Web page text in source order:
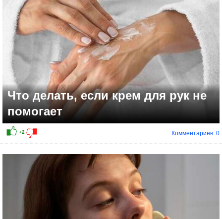
Что делать, если крем для рук не
помогает
Комментариев: 0